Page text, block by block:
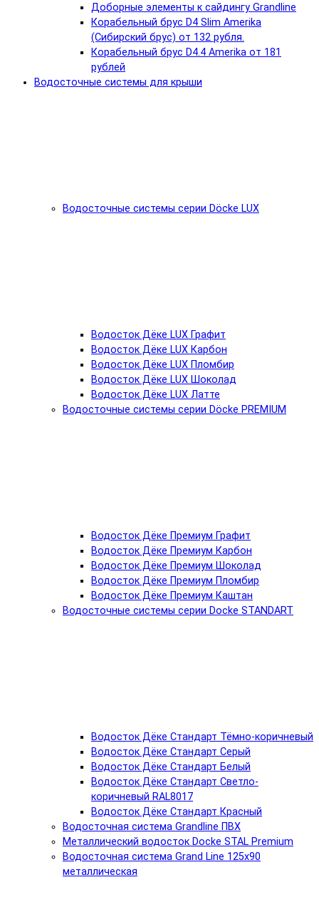
Доборные элементы к сайдингу Grandline
Корабельный брус D4 Slim Amerika
(Сибирский брус) от 132 рубля.
Корабельный брус D4.4 Amerika от 181
рублей
Водосточные системы для крыши
Водосточные системы серии Döcke LUX
Водосток Дёке LUX Графит
Водосток Дёке LUX Карбон
Водосток Дёке LUX Пломбир
Водосток Дёке LUX Шоколад
Водосток Дёке LUX Латте
Водосточные системы серии Döcke PREMIUM
Водосток Дёке Премиум Графит
Водосток Дёке Премиум Карбон
Водосток Дёке Премиум Шоколад
Водосток Дёке Премиум Пломбир
Водосток Дёке Премиум Каштан
Водосточные системы серии Docke STANDART
Водосток Дёке Стандарт Тёмно-коричневый
Водосток Дёке Стандарт Серый
Водосток Дёке Стандарт Белый
Водосток Дёке Стандарт Светло-
коричневый RAL8017
Водосток Дёке Стандарт Красный
Водосточная система Grandline ПВХ
Металлический водосток Docke STAL Premium
Водосточная система Grand Line 125x90
металлическая